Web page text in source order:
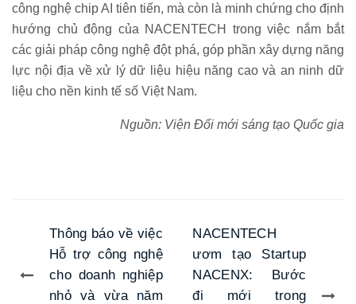
công nghệ chip AI tiên tiến, mà còn là minh chứng cho định
hướng chủ động của NACENTECH trong việc nắm bắt
các giải pháp công nghệ đột phá, góp phần xây dựng năng
lực nội địa về xử lý dữ liệu hiệu năng cao và an ninh dữ
liệu cho nền kinh tế số Việt Nam.
Nguồn: Viện Đổi mới sáng tạo Quốc gia
Thông báo về việc
Hỗ trợ công nghệ
cho doanh nghiệp
nhỏ và vừa năm
NACENTECH
ươm tạo Startup
NACENX: Bước
đi mới trong